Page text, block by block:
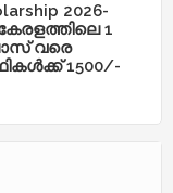
2026-
1
വരെ
1500/-